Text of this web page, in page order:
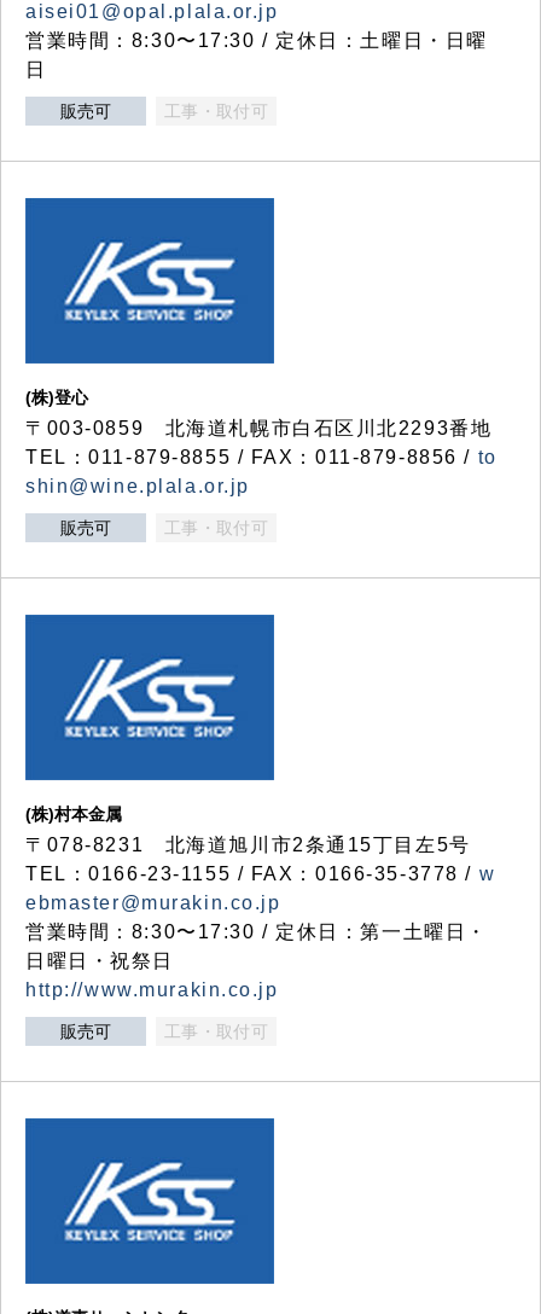
aisei01@opal.plala.or.jp
営業時間：8:30〜17:30 / 定休日：土曜日・日曜
日
販売可 工事・取付可
(株)登心
〒003-0859 北海道札幌市白石区川北2293番地
TEL：011-879-8855 / FAX：011-879-8856 / to
shin@wine.plala.or.jp
販売可 工事・取付可
(株)村本金属
〒078-8231 北海道旭川市2条通15丁目左5号
TEL：0166-23-1155 / FAX：0166-35-3778 / w
ebmaster@murakin.co.jp
営業時間：8:30〜17:30 / 定休日：第一土曜日・
日曜日・祝祭日
http://www.murakin.co.jp
販売可 工事・取付可